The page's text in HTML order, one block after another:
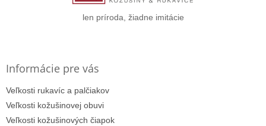
len príroda, žiadne imitácie
Informácie pre vás
Veľkosti rukavíc a palčiakov
Veľkosti kožušinovej obuvi
Veľkosti kožušinových čiapok